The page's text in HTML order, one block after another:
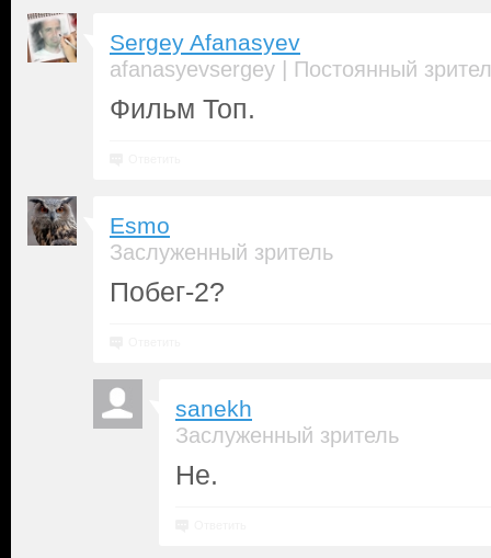
Sergey Afanasyev
afanasyevsergey | Постоянный
Фильм Топ.
Esmo
Заслуженный зритель
Побег-2?
sanekh
Заслуженный зритель
Не.